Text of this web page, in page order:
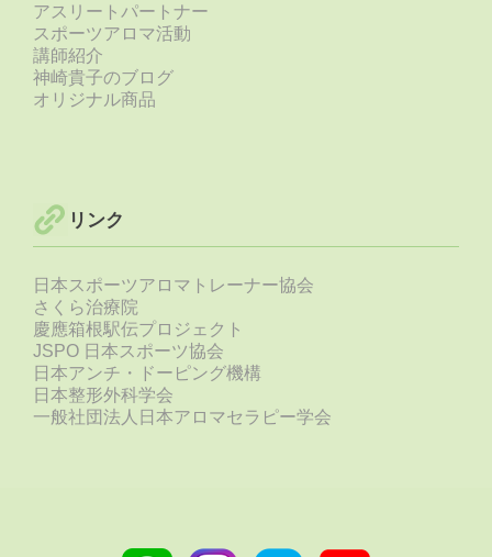
アスリートパートナー
スポーツアロマ活動
講師紹介
神崎貴子のブログ
オリジナル商品
リンク
日本スポーツアロマトレーナー協会
さくら治療院
慶應箱根駅伝プロジェクト
JSPO 日本スポーツ協会
日本アンチ・ドーピング機構
日本整形外科学会
一般社団法人日本アロマセラピー学会